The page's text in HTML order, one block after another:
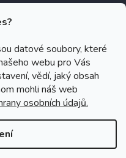
datové soubory, které
webu pro Vás
vědí, jaký obsah
mohli náš web
osobních údajů.
práva vyhrazena.
Upravit
Tomáš Hlad
.